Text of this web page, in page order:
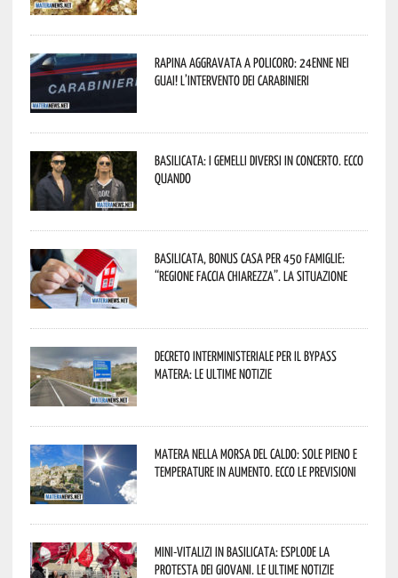
Rapina aggravata a Policoro: 24enne nei
guai! L’intervento dei Carabinieri
Basilicata: i Gemelli DiVersi in concerto. Ecco
quando
Basilicata, Bonus casa per 450 famiglie:
“Regione faccia chiarezza”. La situazione
Decreto interministeriale per il Bypass
Matera: le ultime notizie
Matera nella morsa del caldo: sole pieno e
temperature in aumento. Ecco le previsioni
Mini-vitalizi in Basilicata: esplode la
protesta dei giovani. Le ultime notizie